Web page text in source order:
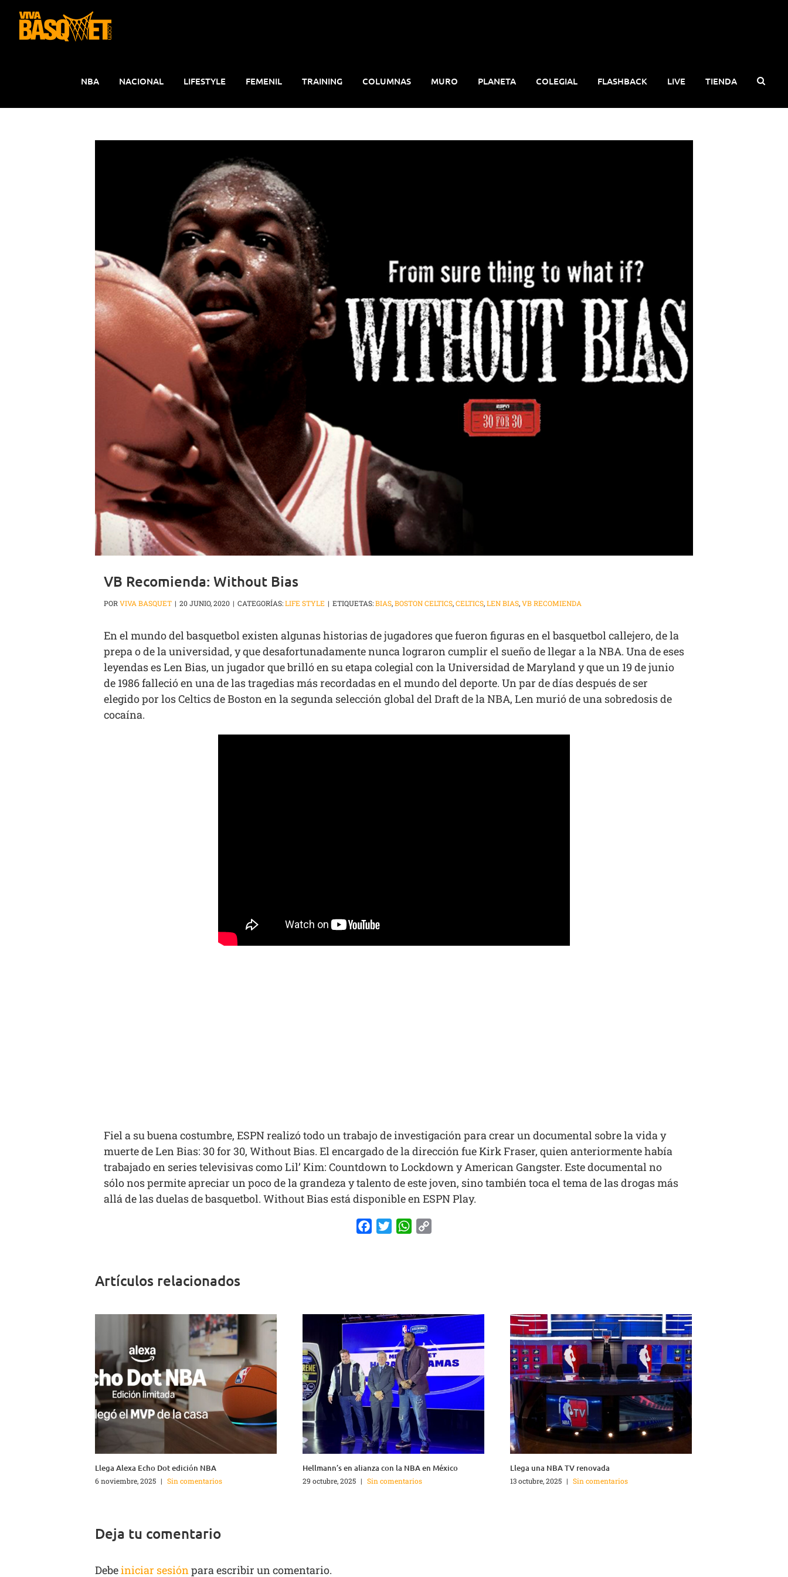
contenido
NBA NACIONAL LIFESTYLE FEMENIL TRAINING COLUMNAS MURO PLANETA COLEGIAL FLASHBACK LIVE TIENDA
VB Recomienda: Without Bias
PORVIVA BASQUET | 20 JUNIO, 2020 | CATEGORÍAS:LIFE STYLE | ETIQUETAS:BIAS,BOSTON CELTICS,CELTICS,LEN BIAS,VB RECOMIENDA
En el mundo del basquetbol existen algunas historias de jugadores que fueron figuras en el basquetbol callejero, de la
prepa o de la universidad, y que desafortunadamente nunca lograron cumplir el sueño de llegar a la NBA. Una de eses
leyendas es Len Bias, un jugador que brilló en su etapa colegial con la Universidad de Maryland y que un 19 de junio
de 1986 falleció en una de las tragedias más recordadas en el mundo del deporte. Un par de días después de ser
elegido por los Celtics de Boston en la segunda selección global del Draft de la NBA, Len murió de una sobredosis de
cocaína.
Fiel a su buena costumbre, ESPN realizó todo un trabajo de investigación para crear un documental sobre la vida y
muerte de Len Bias: 30 for 30, Without Bias. El encargado de la dirección fue Kirk Fraser, quien anteriormente había
trabajado en series televisivas comoLil’ Kim: Countdown to LockdownyAmerican Gangster. Este documental no
sólo nos permite apreciar un poco de la grandeza y talento de este joven, sino también toca el tema de las drogas más
allá de las duelas de basquetbol. Without Biasestá disponible en ESPN Play.
FacebookTwitterWhatsApp
Artículos relacionados
Llega Alexa Echo Dot edición NBA
6 noviembre, 2025 | Sin comentarios
Hellmann’s en alianza con la NBA en México
29 octubre, 2025 | Sin comentarios
Llega una NBA TV renovada
13 octubre, 2025 | Sin comentarios
Deja tu comentario
Debeiniciar sesión para escribir un comentario.